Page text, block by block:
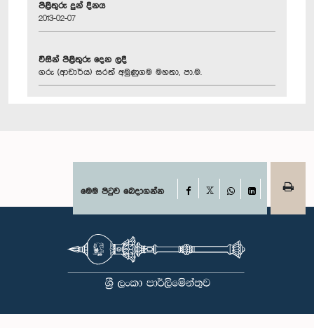
පිළිතුරු දුන් දිනය
2013-02-07
විසින් පිළිතුරු දෙන ලදී
ගරු (ආචාර්ය) සරත් අමුණුගම මහතා, පා.ම.
මෙම පිටුව බෙදාගන්න Facebook
WhatsAppLinkedIn